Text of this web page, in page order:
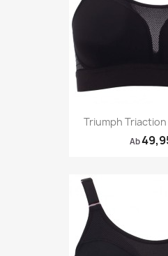
Triumph
Ab